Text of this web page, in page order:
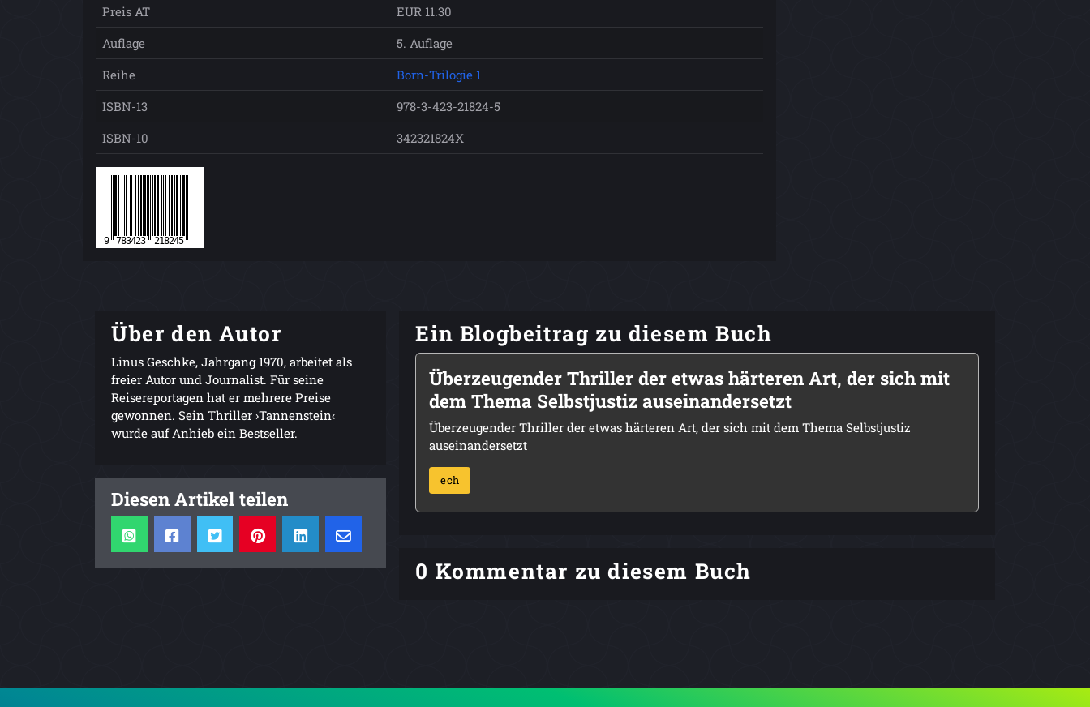
Preis AT
EUR 11.30
Auflage
5. Auflage
Reihe
Born-Trilogie 1
ISBN-13
978-3-423-21824-5
ISBN-10
342321824X
Über den Autor
Linus Geschke, Jahrgang 1970, arbeitet als
freier Autor und Journalist. Für seine
Reisereportagen hat er mehrere Preise
gewonnen. Sein Thriller ›Tannenstein‹
wurde auf Anhieb ein Bestseller.
Diesen Artikel teilen
Ein Blogbeitrag zu diesem Buch
Überzeugender Thriller der etwas härteren Art, der sich mit
dem Thema Selbstjustiz auseinandersetzt
Überzeugender Thriller der etwas härteren Art, der sich mit dem Thema Selbstjustiz
auseinandersetzt
ech
0 Kommentar zu diesem Buch